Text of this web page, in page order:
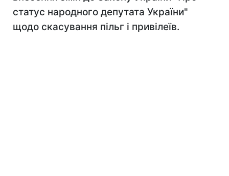
статус народного депутата України"
щодо скасування пільг і привілеїв.